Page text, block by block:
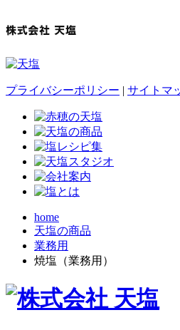
プライバシーポリシー | サイトマ
home
天塩の商品
業務用
焼塩（業務用）